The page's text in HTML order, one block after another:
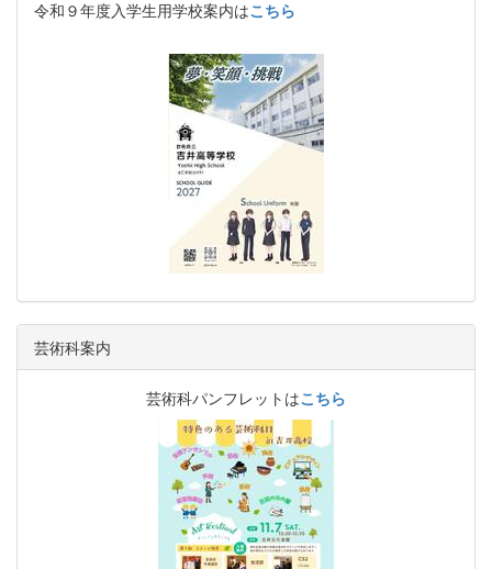
令和９年度入学生用学校案内はこちら
芸術科案内
芸術科パンフレットはこちら